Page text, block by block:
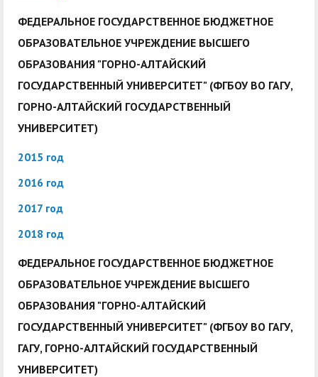
ФЕДЕРАЛЬНОЕ ГОСУДАРСТВЕННОЕ БЮДЖЕТНОЕ
ОБРАЗОВАТЕЛЬНОЕ УЧРЕЖДЕНИЕ ВЫСШЕГО
ОБРАЗОВАНИЯ "ГОРНО-АЛТАЙСКИЙ
ГОСУДАРСТВЕННЫЙ УНИВЕРСИТЕТ" (ФГБОУ ВО ГАГУ,
ГОРНО-АЛТАЙСКИЙ ГОСУДАРСТВЕННЫЙ
УНИВЕРСИТЕТ)
2015 год
2016 год
2017 год
2018 год
ФЕДЕРАЛЬНОЕ ГОСУДАРСТВЕННОЕ БЮДЖЕТНОЕ
ОБРАЗОВАТЕЛЬНОЕ УЧРЕЖДЕНИЕ ВЫСШЕГО
ОБРАЗОВАНИЯ "ГОРНО-АЛТАЙСКИЙ
ГОСУДАРСТВЕННЫЙ УНИВЕРСИТЕТ" (ФГБОУ ВО ГАГУ,
ГАГУ, ГОРНО-АЛТАЙСКИЙ ГОСУДАРСТВЕННЫЙ
УНИВЕРСИТЕТ)